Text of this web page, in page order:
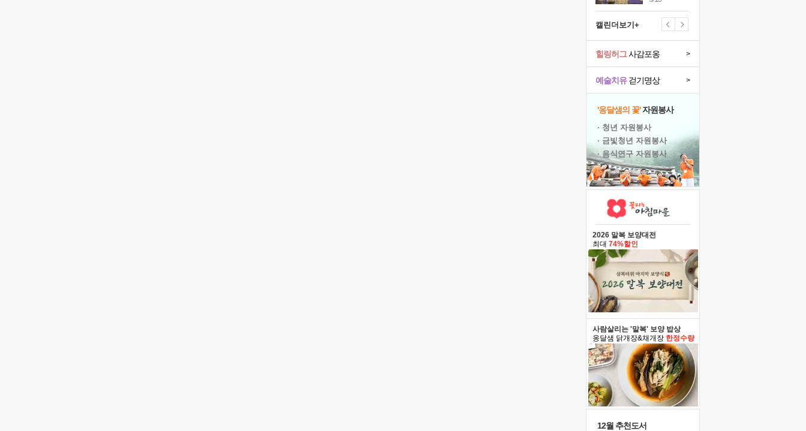
캘린더보기+
예술치유걷기명상 >
힐링허그사감포옹 >
'옹달샘의 꽃'자원봉사
· 청년 자원봉사
· 금빛청년 자원봉사
· 음식연구 자원봉사
2026 말복 보양대전
최대 74%할인
사람살리는 '말복' 보양 밥상
옹달샘 닭개장&채개장 한정수량
12월 추천도서